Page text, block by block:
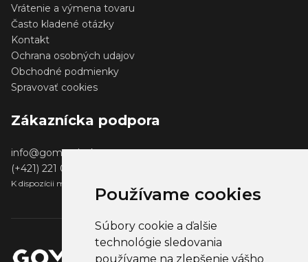
Používame cookies
Súbory cookie a ďalšie
technológie sledovania
používame na zlepšenie vášho
Vrátenie a výmena tovaru
Často kladené otázky
Kontakt
Ochrana osobných udajov
Obchodné podmienky
Spravovať cookies
Zákaznícka podpora
info@gomerch.sk
(+421) 221 001 000
K dispozícii medzi 13:00 - 14:00